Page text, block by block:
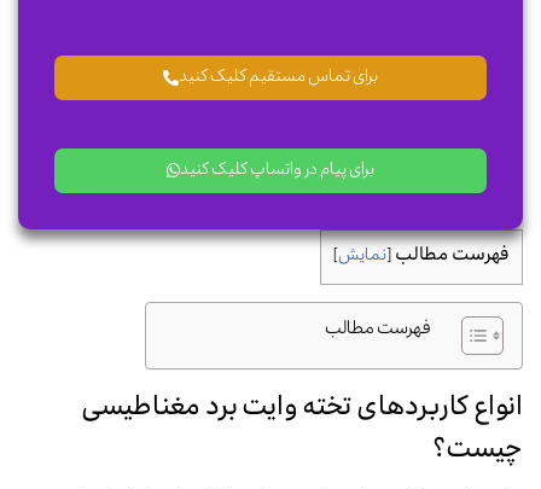
برای تماس مستقیم کلیک کنید
برای پیام در واتساپ کلیک کنید
فهرست مطالب[نمایش]
فهرست مطالب
انواع کاربردهای تخته وایت برد مغناطیسی
چیست؟